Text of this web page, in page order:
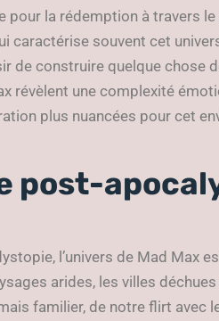
pour la rédemption à travers
caractérise souvent cet
de construire quelque chose
révèlent une complexité
plus nuancées pour cet
post-
l’univers de Mad Max
arides, les villes
familier, de notre flirt avec